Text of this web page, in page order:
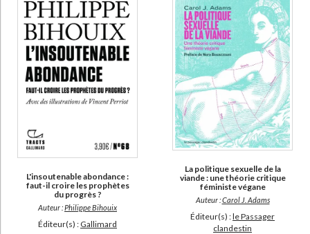
L'insoutenable abondance :
faut-il croire les prophètes
du progrès ?
Auteur : Philippe Bihouix
Éditeur(s) : Gallimard
La politique sexuelle de la
viande : une théorie critique
féministe végane
Auteur :Carol J. Adams
Éditeur(s) :le Passager
clandestin